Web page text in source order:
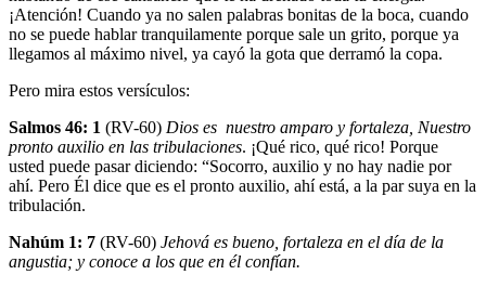
¡Atención! Cuando ya no salen palabras bonitas de la boca, cuando
no se puede hablar tranquilamente porque sale un grito, porque ya
llegamos al máximo nivel, ya cayó la gota que derramó la copa.
Pero mira estos versículos:
Salmos 46: 1 (RV-60) Dios es nuestro amparo y fortaleza, Nuestro
pronto auxilio en las tribulaciones. ¡Qué rico, qué rico! Porque
usted puede pasar diciendo: “Socorro, auxilio y no hay nadie por
ahí. Pero Él dice que es el pronto auxilio, ahí está, a la par suya en la
tribulación.
Nahúm 1: 7 (RV-60) Jehová es bueno, fortaleza en el día de la
angustia; y conoce a los que en él confían.